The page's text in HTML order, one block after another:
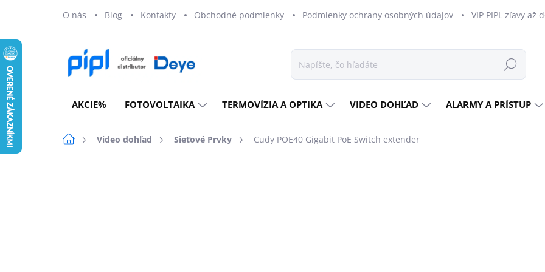
O nás Blog Kontakty Obchodné podmienky Podmienky ochrany osobných údajov VIP PIPL zľavy až
Hľadať
AKCIE% FOTOVOLTAIKA TERMOVÍZIA A OPTIKA VIDEO DOHĽAD ALARMY A PRÍSTUP
DomovVideo dohľad Sieťové Prvky Cudy POE40 Gigabit PoE Switch extender